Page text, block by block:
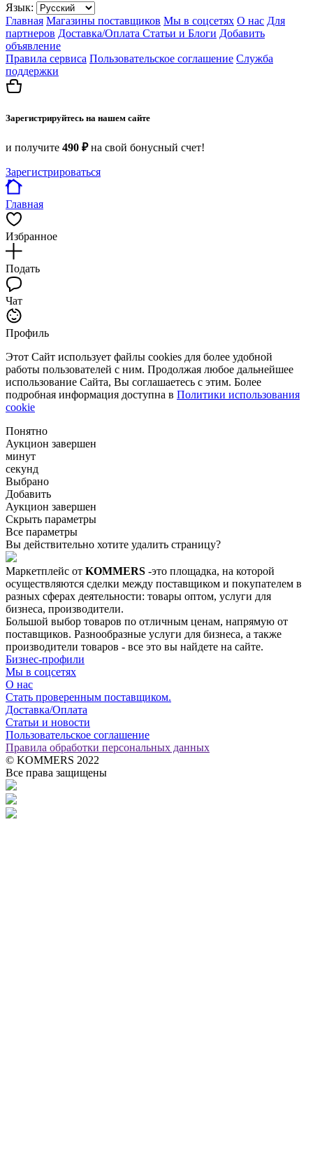
Язык:
Главная Магазины поставщиков Мы в соцсетях О нас Для
партнеров Доставка/Оплата Статьи и Блоги Добавить
объявление
Правила сервиса Пользовательское соглашение Служба
поддержки
Зарегистрируйтесь на нашем сайте
и получите 490 ₽на свой бонусный счет!
Зарегистрироваться
Главная
Избранное
Подать
Чат
Профиль
Этот Сайт использует файлы cookies для более удобной
работы пользователей с ним. Продолжая любое дальнейшее
использование Сайта, Вы соглашаетесь с этим. Более
подробная информация доступна в Политики использования
cookie
Понятно
Аукцион завершен
минут
секунд
Выбрано
Добавить
Аукцион завершен
Скрыть параметры
Все параметры
Вы действительно хотите удалить страницу?
Маркетплейс от KOMMERS -это площадка, на которой
осуществляются сделки между поставщиком и покупателем в
разных сферах деятельности: товары оптом, услуги для
бизнеса, производители.
Большой выбор товаров по отличным ценам, напрямую от
поставщиков. Разнообразные услуги для бизнеса, а также
производители товаров - все это вы найдете на сайте.
Бизнес-профили
Мы в соцсетях
О нас
Стать проверенным поставщиком.
Доставка/Оплата
Статьи и новости
Пользовательское соглашение
Правила обработки персональных данных
© KOMMERS 2022
Все права защищены